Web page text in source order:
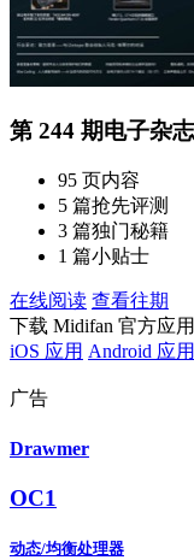
第 244 期电子杂
95 页内容
5 篇抢先评测
3 篇独门秘籍
1 篇小贴士
在线阅读 查看往期
下载 Midifan 官方应用
iOS 应用 Android 应用
广告
Drawmer
OC1
动态/均衡处理器